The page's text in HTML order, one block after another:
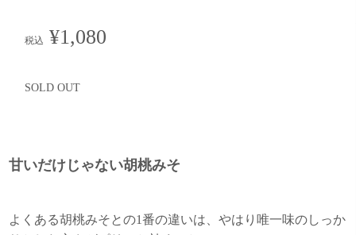
税込 ¥1,080
SOLD OUT
甘いだけじゃない胡桃みそ
よくある胡桃みそとの1番の違いは、やはり唯一味のしっか